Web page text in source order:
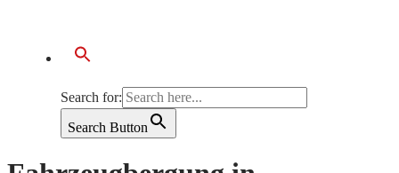
Search for:
Search Button